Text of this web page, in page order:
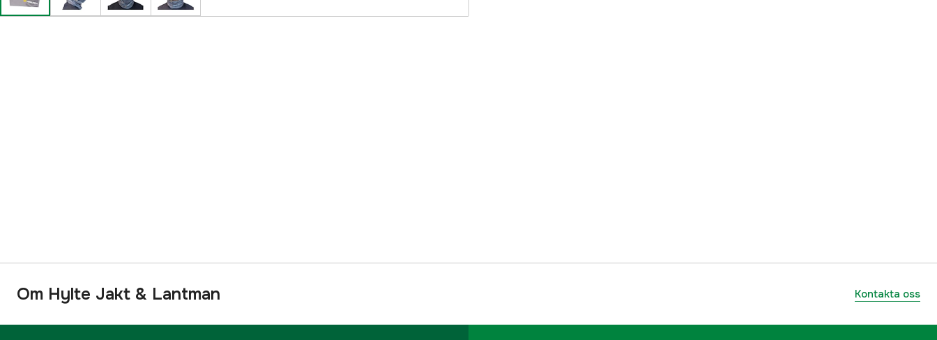
Om Hylte Jakt & Lantman Kontakta oss